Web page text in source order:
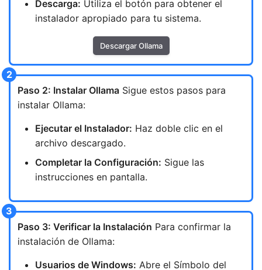
Descarga: Utiliza el botón para obtener el
instalador apropiado para tu sistema.
Descargar Ollama
Paso 2: Instalar Ollama Sigue estos pasos para
instalar Ollama:
Ejecutar el Instalador: Haz doble clic en el
archivo descargado.
Completar la Configuración: Sigue las
instrucciones en pantalla.
Paso 3: Verificar la Instalación Para confirmar la
instalación de Ollama:
Usuarios de Windows: Abre el Símbolo del